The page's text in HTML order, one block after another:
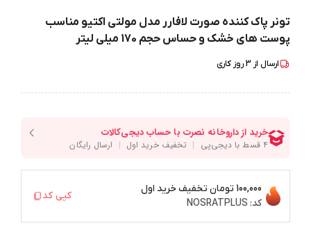
تونر پاک کننده صورت لافارر مدل مولتی اکتیو مناسب
پوست های خشک و حساس حجم 170 میلی لیتر
ارسال از 3روز کاری
100,000 تومان
تخفیف خرید اول
کد: NOSRATPLUS
کپی کد